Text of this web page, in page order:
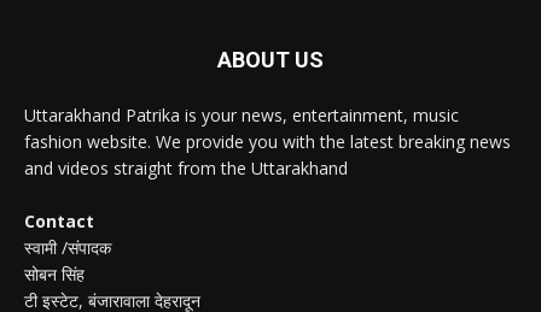
ABOUT US
Uttarakhand Patrika is your news, entertainment, music
fashion website. We provide you with the latest breaking news
and videos straight from the Uttarakhand
Contact
स्वामी /संपादक
सोबन सिंह
टी इस्टेट, बंजारावाला देहरादून